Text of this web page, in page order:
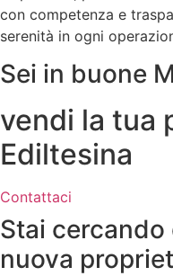
con competenza e
serenità in ogni
Sei in buone
vendi la tua
Ediltesina
Contattaci
Stai
nuova